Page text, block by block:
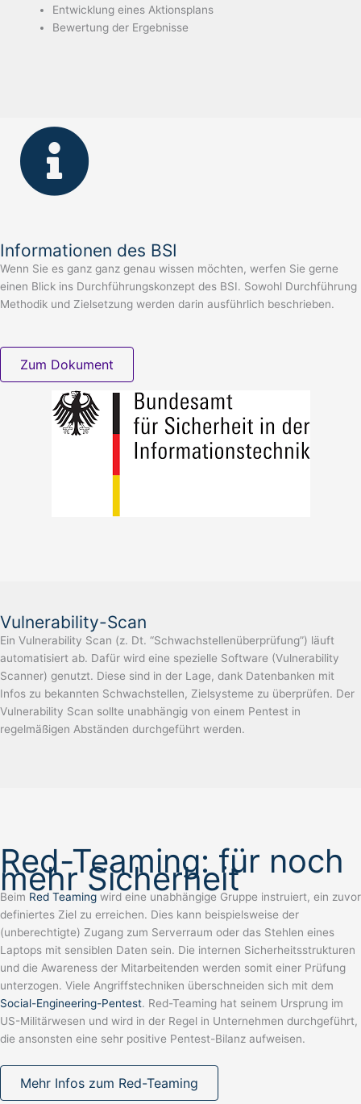
Entwicklung eines Aktionsplans
Bewertung der Ergebnisse
Informationen des BSI
Wenn Sie es ganz ganz genau wissen möchten, werfen Sie gerne
einen Blick ins Durchführungskonzept des BSI. Sowohl Durchführung
Methodik und Zielsetzung werden darin ausführlich beschrieben.
Zum Dokument
Vulnerability-Scan
Ein Vulnerability Scan (z. Dt. “Schwachstellenüberprüfung”) läuft
automatisiert ab. Dafür wird eine spezielle Software (Vulnerability
Scanner) genutzt. Diese sind in der Lage, dank Datenbanken mit
Infos zu bekannten Schwachstellen, Zielsysteme zu überprüfen. Der
Vulnerability Scan sollte unabhängig von einem Pentest in
regelmäßigen Abständen durchgeführt werden.
Red-Teaming: für noch
mehr Sicherheit
Beim Red Teaming wird eine unabhängige Gruppe instruiert, ein zuvor
definiertes Ziel zu erreichen. Dies kann beispielsweise der
(unberechtigte) Zugang zum Serverraum oder das Stehlen eines
Laptops mit sensiblen Daten sein. Die internen Sicherheitsstrukturen
und die Awareness der Mitarbeitenden werden somit einer Prüfung
unterzogen. Viele Angriffstechniken überschneiden sich mit dem
Social-Engineering-Pentest. Red-Teaming hat seinem Ursprung im
US-Militärwesen und wird in der Regel in Unternehmen durchgeführt,
die ansonsten eine sehr positive Pentest-Bilanz aufweisen.
Mehr Infos zum Red-Teaming